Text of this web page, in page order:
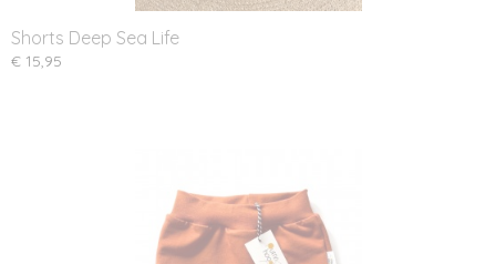
Shorts Deep Sea Life
€ 15,95